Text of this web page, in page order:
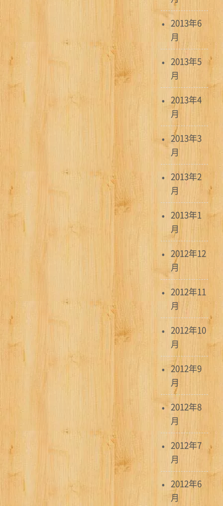
2013年6
月
2013年5
月
2013年4
月
2013年3
月
2013年2
月
2013年1
月
2012年12
月
2012年11
月
2012年10
月
2012年9
月
2012年8
月
2012年7
月
2012年6
月